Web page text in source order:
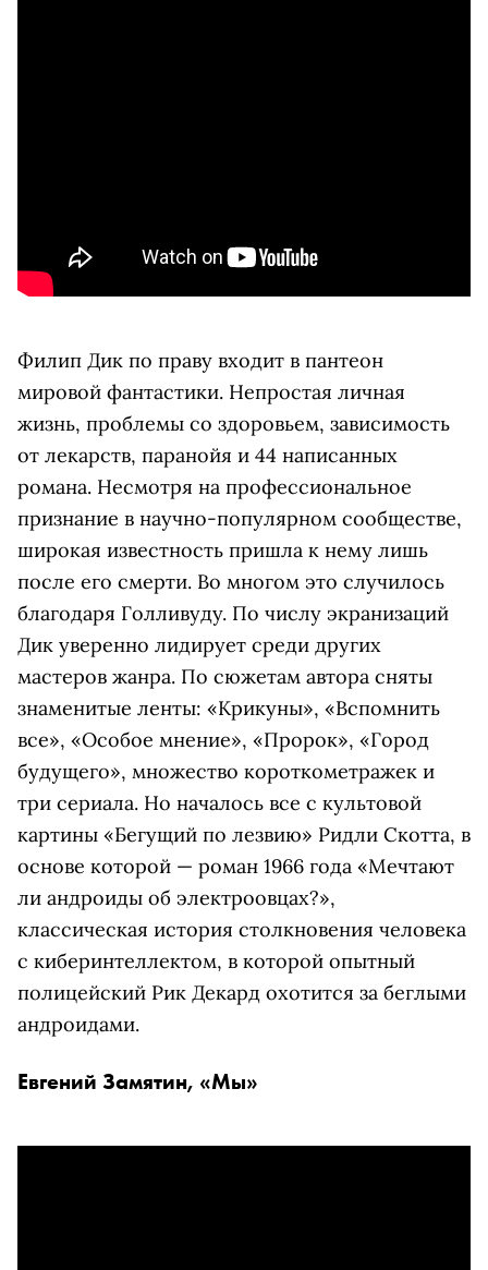
Филип Дик по праву входит в пантеон
мировой фантастики. Непростая личная
жизнь, проблемы со здоровьем, зависимость
от лекарств, паранойя и 44 написанных
романа. Несмотря на профессиональное
признание в научно-популярном сообществе,
широкая известность пришла к нему лишь
после его смерти. Во многом это случилось
благодаря Голливуду. По числу экранизаций
Дик уверенно лидирует среди других
мастеров жанра. По сюжетам автора сняты
знаменитые ленты: «Крикуны», «Вспомнить
все», «Особое мнение», «Пророк», «Город
будущего», множество короткометражек и
три сериала. Но началось все с культовой
картины «Бегущий по лезвию» Ридли Скотта, в
основе которой — роман 1966 года «Мечтают
ли андроиды об электроовцах?»,
классическая история столкновения человека
с киберинтеллектом, в которой опытный
полицейский Рик Декард охотится за беглыми
андроидами.
Евгений Замятин, «Мы»